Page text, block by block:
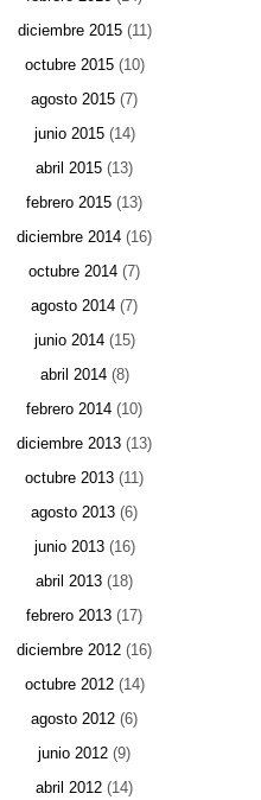
diciembre 2015(11)
octubre 2015(10)
agosto 2015 (7)
junio 2015(14)
abril 2015 (13)
febrero 2015 (13)
diciembre 2014 (16)
octubre 2014 (7)
agosto 2014 (7)
junio 2014(15)
abril 2014(8)
febrero 2014 (10)
diciembre 2013 (13)
octubre 2013 (11)
agosto 2013 (6)
junio 2013(16)
abril 2013 (18)
febrero 2013 (17)
diciembre 2012 (16)
octubre 2012(14)
agosto 2012 (6)
junio 2012 (9)
abril 2012 (14)